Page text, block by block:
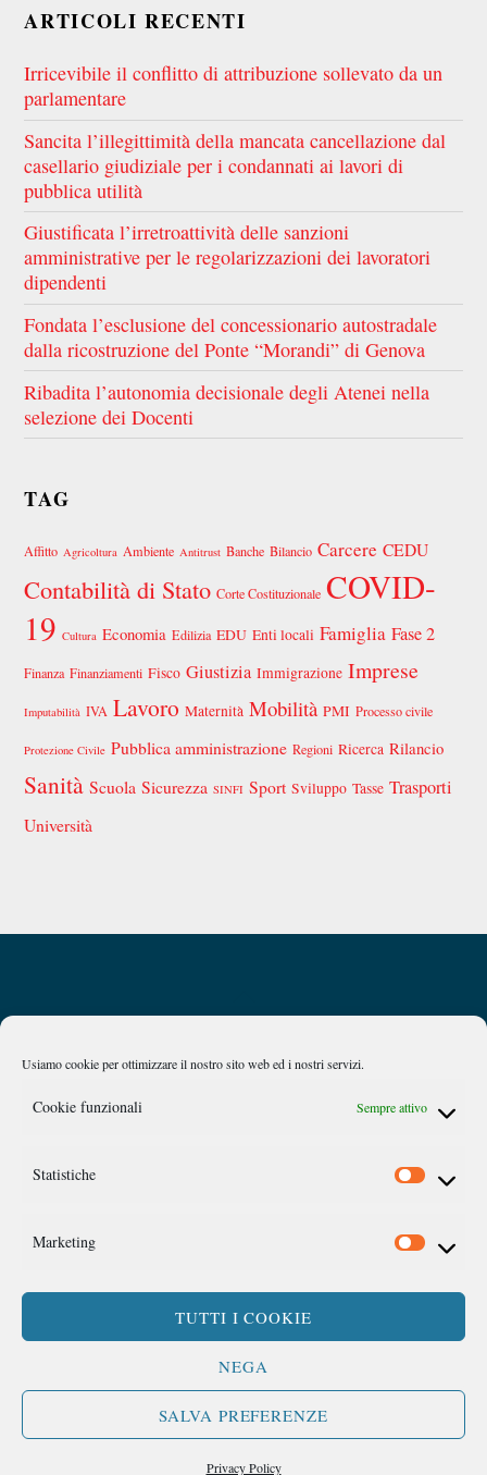
Usiamo cookie per ottimizzare il nostro sito web ed i nostri servizi.
Cookie funzionali Sempre attivo
Statistiche
Marketing
TUTTI I COOKIE
NEGA
SALVA PREFERENZE
Privacy Policy
ARTICOLI RECENTI
Irricevibile il conflitto di attribuzione sollevato da un
parlamentare
Sancita l’illegittimità della mancata cancellazione dal
casellario giudiziale per i condannati ai lavori di
pubblica utilità
Giustificata l’irretroattività delle sanzioni
amministrative per le regolarizzazioni dei lavoratori
dipendenti
Fondata l’esclusione del concessionario autostradale
dalla ricostruzione del Ponte “Morandi” di Genova
Ribadita l’autonomia decisionale degli Atenei nella
selezione dei Docenti
TAG
Affitto Agricoltura Ambiente Antitrust Banche Bilancio Carcere CEDU
Contabilità di Stato Corte Costituzionale COVID-
19 Cultura Economia Edilizia EDU Enti locali Famiglia Fase 2
Finanza Finanziamenti Fisco Giustizia Immigrazione Imprese
Imputabilità IVA Lavoro Maternità Mobilità PMI Processo civile
Protezione Civile Pubblica amministrazione Regioni Ricerca Rilancio
Sanità Scuola Sicurezza SINFI Sport Sviluppo Tasse Trasporti
Università
Top
Privacy Policy Chi siamo
Caan
©Link Campus University
SEGUICI SU: